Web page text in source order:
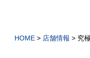
HOME > 店舗情報 > 究